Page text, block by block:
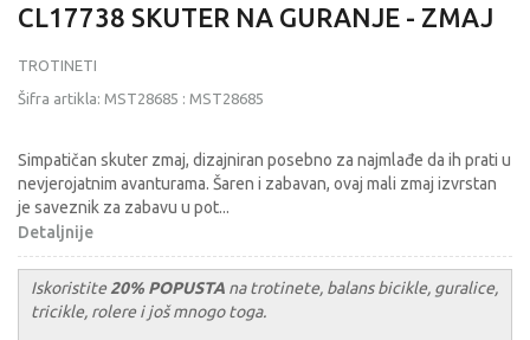
CL17738 SKUTER NA GURANJE - ZMAJ
TROTINETI
Šifra artikla: MST28685 : MST28685
Simpatičan skuter zmaj, dizajniran posebno za najmlađe da ih prati u
nevjerojatnim avanturama. Šaren i zabavan, ovaj mali zmaj izvrstan
je saveznik za zabavu u pot...
Detaljnije
Iskoristite20% POPUSTA na trotinete, balans bicikle, guralice,
tricikle, rolere i još mnogo toga.